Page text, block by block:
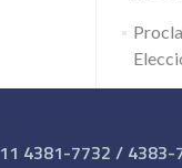
11 4381-7732 / 4383-